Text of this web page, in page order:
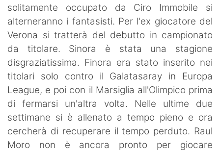
solitamente occupato da Ciro Immobile si
alterneranno i fantasisti. Per l'ex giocatore del
Verona si tratterà del debutto in campionato
da titolare. Sinora è stata una stagione
disgraziatissima. Finora era stato inserito nei
titolari solo contro il Galatasaray in Europa
League, e poi con il Marsiglia all'Olimpico prima
di fermarsi un'altra volta. Nelle ultime due
settimane si è allenato a tempo pieno e ora
cercherà di recuperare il tempo perduto. Raul
Moro non è ancora pronto per giocare